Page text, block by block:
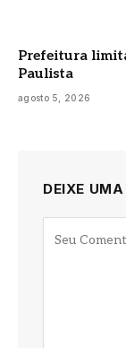
Prefeitura
Paulista
agosto 5, 2026
DEIXE